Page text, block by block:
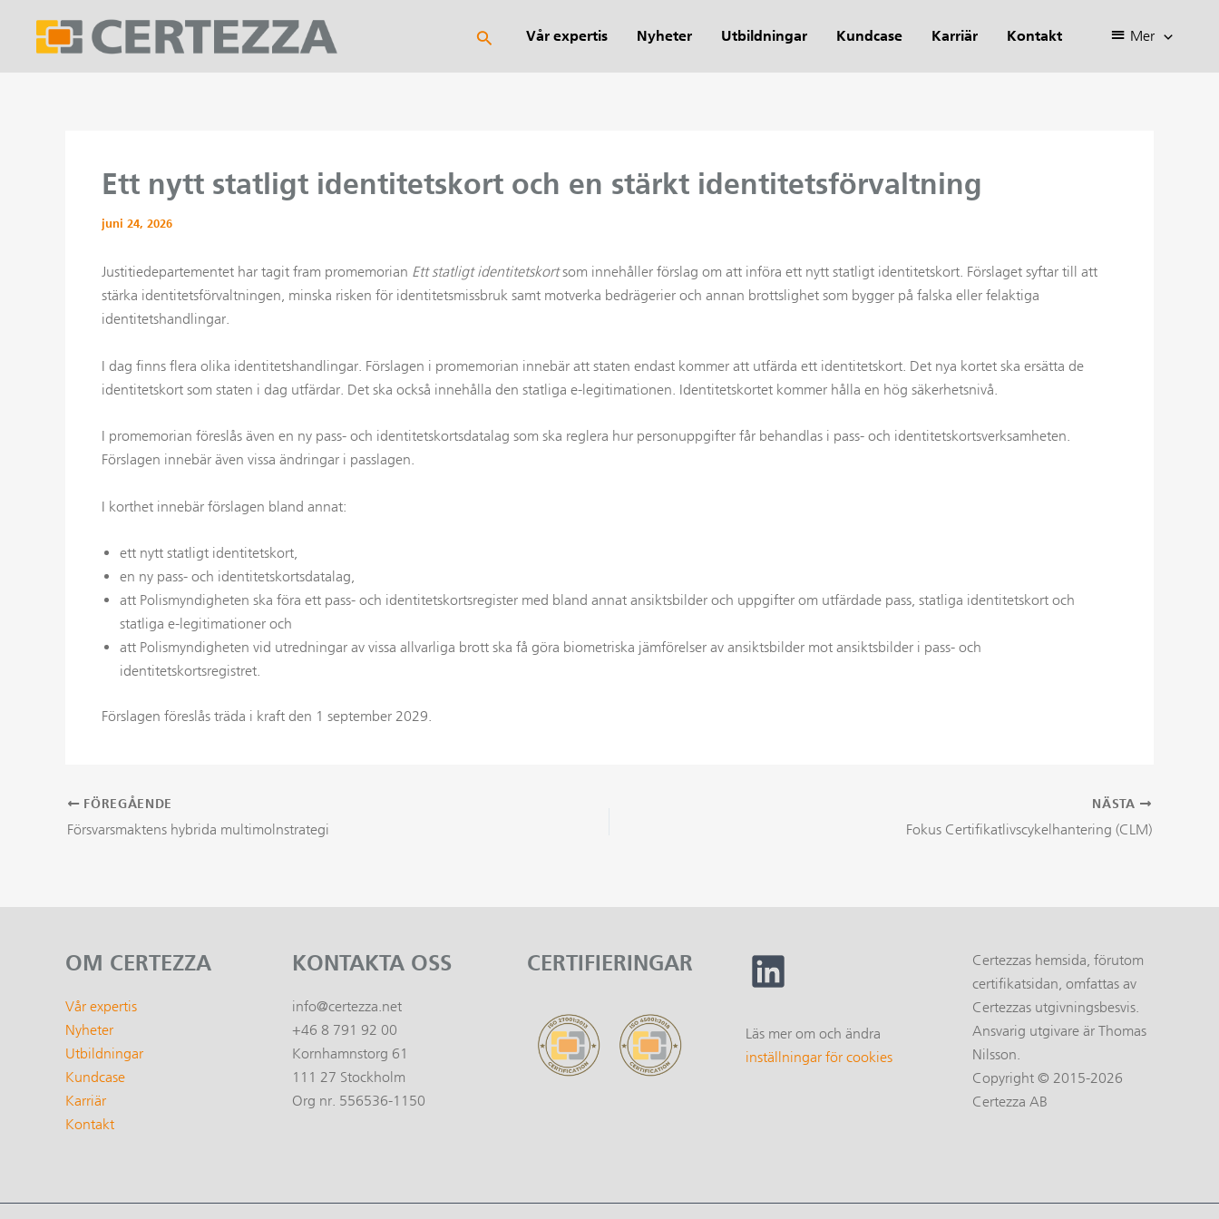
innehåll
Sök Vår expertis Nyheter Utbildningar Kundcase Karriär Kontakt Mer
Ett nytt statligt identitetskort och en stärkt identitetsförvaltning
juni 24, 2026
Justitiedepartementet har tagit fram promemorian Ett statligt identitetskortsom innehåller förslag om att införa ett nytt statligt identitetskort. Förslaget syftar till att
stärka identitetsförvaltningen, minska risken för identitetsmissbruk samt motverka bedrägerier och annan brottslighet som bygger på falska eller felaktiga
identitetshandlingar.
I dag finns flera olika identitetshandlingar. Förslagen i promemorian innebär att staten endast kommer att utfärda ett identitetskort. Det nya kortet ska ersätta de
identitetskort som staten i dag utfärdar. Det ska också innehålla den statliga e-legitimationen. Identitetskortet kommer hålla en hög säkerhetsnivå.
I promemorian föreslås även en ny pass- och identitetskortsdatalag som ska reglera hur personuppgifter får behandlas i pass- och identitetskortsverksamheten.
Förslagen innebär även vissa ändringar i passlagen.
I korthet innebär förslagen bland annat:
ett nytt statligt identitetskort,
en ny pass- och identitetskortsdatalag,
att Polismyndigheten ska föra ett pass- och identitetskortsregister med bland annat ansiktsbilder och uppgifter om utfärdade pass, statliga identitetskort och
statliga e-legitimationer och
att Polismyndigheten vid utredningar av vissa allvarliga brott ska få göra biometriska jämförelser av ansiktsbilder mot ansiktsbilder i pass- och
identitetskortsregistret.
Förslagen föreslås träda i kraft den 1 september 2029.
Inläggsnavigering
FÖREGÅENDE
Försvarsmaktens hybrida multimolnstrategi
NÄSTA
Fokus Certifikatlivscykelhantering (CLM)
OM CERTEZZA
Vår expertis
Nyheter
Utbildningar
Kundcase
Karriär
Kontakt
KONTAKTA OSS
info@certezza.net
+46 8 791 92 00
Kornhamnstorg 61
111 27 Stockholm
Org nr. 556536-1150
CERTIFIERINGAR
Läs mer om och ändra
inställningar för cookies
Certezzas hemsida, förutom
certifikatsidan, omfattas av
Certezzas utgivningsbesvis.
Ansvarig utgivare är Thomas
Nilsson.
Copyright © 2015-2026
Certezza AB